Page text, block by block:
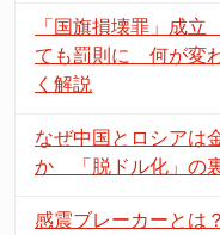
「国旗損壊罪」成
ても罰則に 何が変
く解説
なぜ中国とロシアは
か 「脱ドル化」の
感震ブレーカーとは